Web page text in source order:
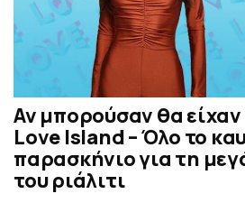
Αν μπορούσαν θα
Love Island – Όλο το
παρασκήνιο για τη
του ριάλιτι